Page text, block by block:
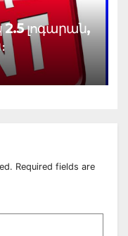
2.5 լոգարան,
Required fields are